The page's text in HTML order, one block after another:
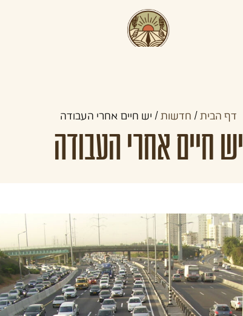
דף הבית / חדשות / יש חיים אחרי העבודה
יש חיים אחרי העבודה